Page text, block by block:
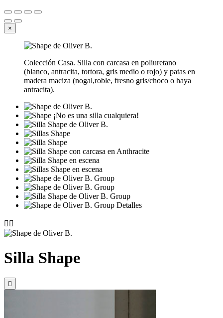
×
Colección Casa. Silla con carcasa en poliuretano
(blanco, antracita, tortora, gris medio o rojo) y patas en
madera maciza (nogal,roble, fresno gris/choco o haya
antracita).
 
Silla Shape
